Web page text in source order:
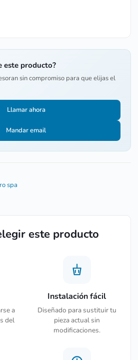
este producto?
sin compromiso para que elijas el
Llamar ahora
Mandar email
spa
este producto
a
del
Instalación fácil
Diseñado para sustituir tu
pieza actual sin
modificaciones.